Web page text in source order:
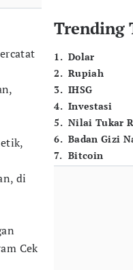
di
Cek
Trending
1. Dolar
2. Rupiah
3. IHSG
4. Investasi
5. Nilai Tukar
6. Badan Gizi
7. Bitcoin